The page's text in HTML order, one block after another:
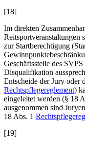
[18]
Im direkten
Reitsportveranstaltungen
zur Startberechtigung
Geschäftsstelle des
Disqualifikation
Entscheide der Jury oder
Rechtspflegereglement)
eingeleitet werden (§ 18
ausgenommen sind
18 Abs. 1
[19]